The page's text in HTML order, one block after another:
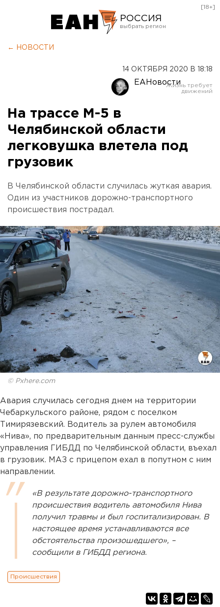
РОССИЯ
Оренбург
[18+]
← НОВОСТИ
14 ОКТЯБРЯ 2020 В 18:18
ЕАНовости
На трассе М-5 в
Челябинской области
легковушка влетела под
грузовик
В Челябинской области случилась жуткая авария.
Один из участников дорожно-транспортного
происшествия пострадал.
© Pxhere.com
Авария случилась сегодня днем на территории
Чебаркульского районе, рядом с поселком
Тимирязевский. Водитель за рулем автомобиля
«Нива», по предварительным данным пресс-службы
управления ГИБДД по Челябинской области, въехал
в грузовик. МАЗ с прицепом ехал в попутном с ним
направлении.
«В результате дорожно-транспортного
происшествия водитель автомобиля Нива
получил травмы и был госпитализирован. В
настоящее время устанавливаются все
обстоятельства произошедшего», –
сообщили в ГИБДД региона.
Происшествия